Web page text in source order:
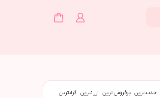
جدیدترین پرفروش ترین ارزانترین گرانترین